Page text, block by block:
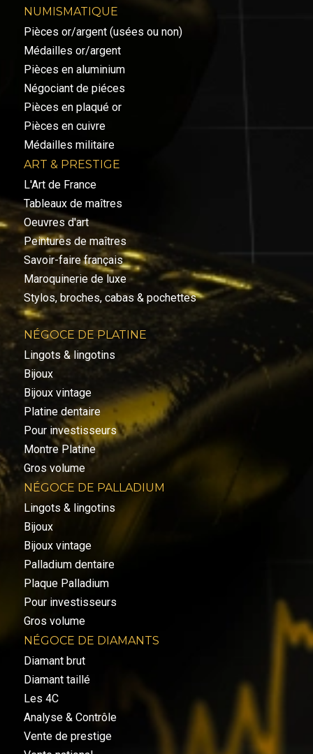
NUMISMATIQUE
Pièces or/argent (usées ou non)
Médailles or/argent
Pièces en aluminium
Négociant de piéces
Pièces en plaqué or
Pièces en cuivre
Médailles militaire
ART & PRESTIGE
L'Art de France
Tableaux de maîtres
Oeuvres d'art
Peintures de maîtres
Savoir-faire français
Maroquinerie de luxe
Stylos, broches, cabas & pochettes
NÉGOCE DE PLATINE
Lingots & lingotins
Bijoux
Bijoux vintage
Platine dentaire
Pour investisseurs
Montre Platine
Gros volume
NÉGOCE DE PALLADIUM
Lingots & lingotins
Bijoux
Bijoux vintage
Palladium dentaire
Plaque Palladium
Pour investisseurs
Gros volume
NÉGOCE DE DIAMANTS
Diamant brut
Diamant taillé
Les 4C
Analyse & Contrôle
Vente de prestige